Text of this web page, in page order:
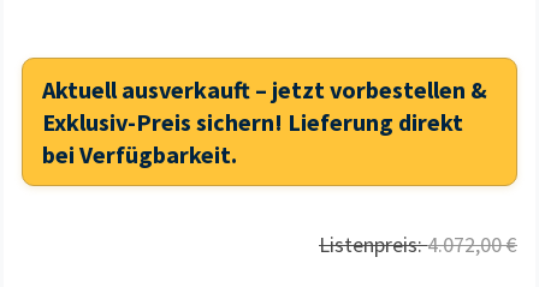
Aktuell ausverkauft – jetzt vorbestellen &
Exklusiv-Preis sichern! Lieferung direkt
bei Verfügbarkeit.
Listenpreis:4.072,00 €